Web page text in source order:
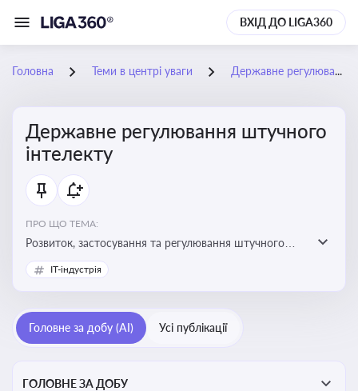
ВХІД ДО LIGA360
Головна Теми в центрі уваги Державне регулювання штучного інтелекту
Державне регулювання штучного
інтелекту
ПРО ЩО ТЕМА:
Розвиток, застосування та регулювання штучного
інтелекту в різних сферах — від управління бізнесом
до державного сектора
IT-індустрія
Головне за добу (AI) Усі публікації
ГОЛОВНЕ ЗА ДОБУ